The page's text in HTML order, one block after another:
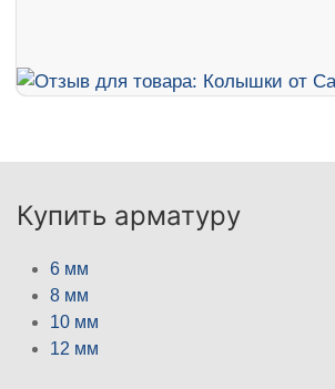
Купить арматуру
6 мм
8 мм
10 мм
12 мм